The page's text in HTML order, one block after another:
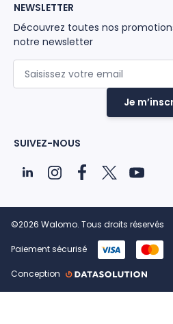
NEWSLETTER
Découvrez toutes nos
notre newsletter
Je
SUIVEZ-NOUS
©2026 Walomo. Tous droits réservés
Paiement sécurisé
Conception